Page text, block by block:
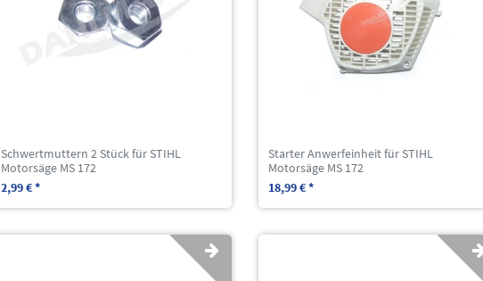
Schwertmuttern 2 Stück für STIHL
Motorsäge MS 172
2,99 € *
Starter Anwerfeinheit für STIHL
Motorsäge MS 172
18,99 € *